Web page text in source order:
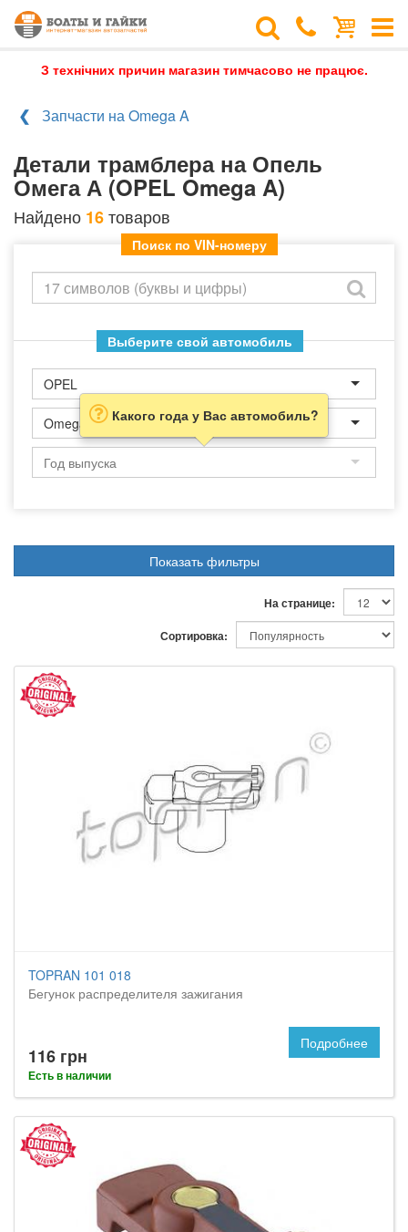
З технічних причин магазин тимчасово не працює.
Запчасти на Omega A
Детали трамблера на Опель
Омега А (OPEL Omega A)
Найдено 16товаров
Поиск по VIN-номеру
Выберите свой автомобиль
OPEL
Omega A Какого года у Вас автомобиль?
Показать фильтры
На странице:
Сортировка:
TOPRAN 101 018
Бегунок распределителя зажигания
116 грн
Есть в наличии
Подробнее